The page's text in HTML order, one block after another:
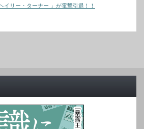
イリー・ターナー 」が電撃引退！！